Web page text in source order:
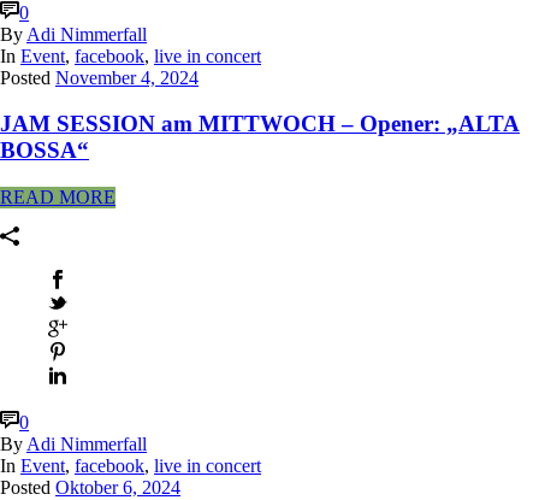
0
By Adi Nimmerfall
In Event, facebook, live in concert
Posted November 4, 2024
JAM SESSION am MITTWOCH – Opener: „ALTA
BOSSA“
READ MORE
0
By Adi Nimmerfall
In Event, facebook, live in concert
Posted Oktober 6, 2024